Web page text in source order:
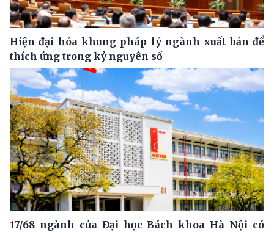
Hiện đại hóa khung pháp lý ngành xuất bản để
thích ứng trong kỷ nguyên số
17/68 ngành của Đại học Bách khoa Hà Nội có